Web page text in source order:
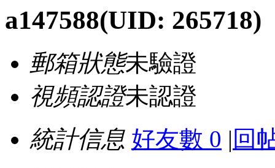
a147588(UID: 265718)
郵箱狀態未驗證
視頻認證未認證
統計信息 好友數 0 | 回